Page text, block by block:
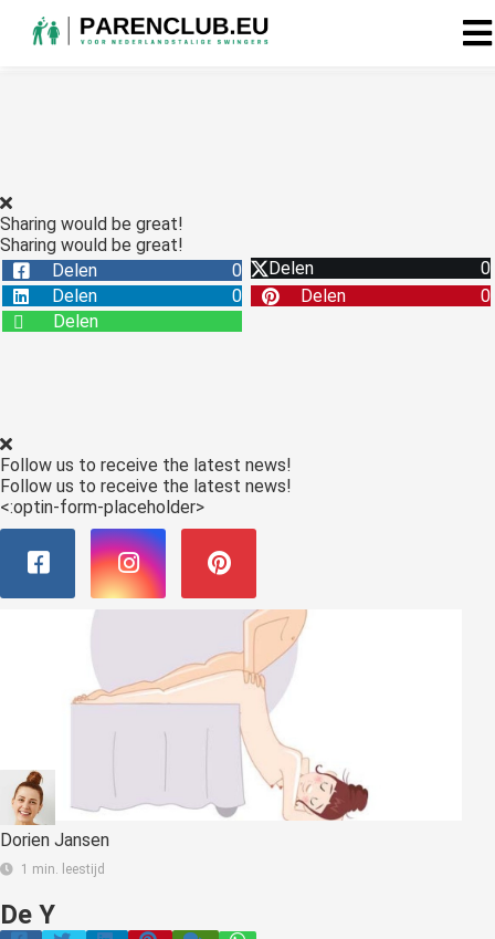
Sharing would be great!
Sharing would be great!
Delen
0 Delen
0
Delen
0 Delen
0
Delen
Follow us to receive the latest news!
Follow us to receive the latest news!
<:optin-form-placeholder>
Dorien Jansen
1 min. leestijd
De Y